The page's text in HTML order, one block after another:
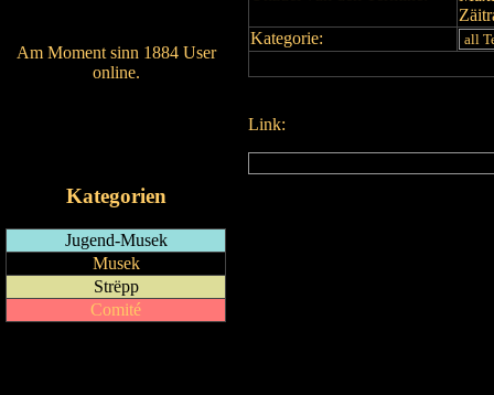
Am Moment sinn 1884 User
online.
Kategorien
Jugend-Musek
Musek
Strëpp
Comité
Kategorie:
Link: